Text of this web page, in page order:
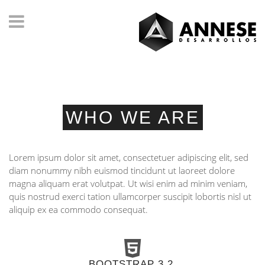
WHO WE ARE
Lorem ipsum dolor sit amet, consectetuer adipiscing elit, sed
diam nonummy nibh euismod tincidunt ut laoreet dolore
magna aliquam erat volutpat. Ut wisi enim ad minim veniam,
quis nostrud exerci tation ullamcorper suscipit lobortis nisl ut
aliquip ex ea commodo consequat.